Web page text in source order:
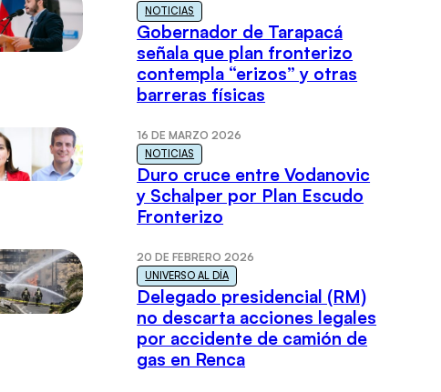
NOTICIAS
Gobernador de Tarapacá
señala que plan fronterizo
contempla “erizos” y otras
barreras físicas
16 DE MARZO 2026
NOTICIAS
Duro cruce entre Vodanovic
y Schalper por Plan Escudo
Fronterizo
20 DE FEBRERO 2026
UNIVERSO AL DÍA
Delegado presidencial (RM)
no descarta acciones legales
por accidente de camión de
gas en Renca